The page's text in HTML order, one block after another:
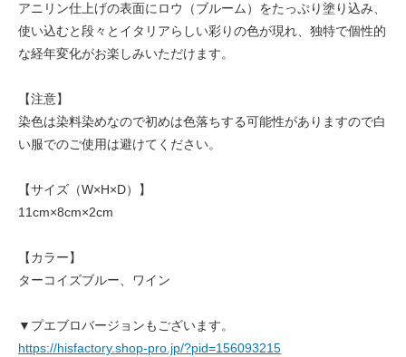
アニリン仕上げの表面にロウ（ブルーム）をたっぷり塗り込み、
使い込むと段々とイタリアらしい彩りの色が現れ、独特で個性的
な経年変化がお楽しみいただけます。
【注意】
染色は染料染めなので初めは色落ちする可能性がありますので白
い服でのご使用は避けてください。
【サイズ（W×H×D）】
11cm×8cm×2cm
【カラー】
ターコイズブルー、ワイン
▼プエブロバージョンもございます。
https://hisfactory.shop-pro.jp/?pid=156093215